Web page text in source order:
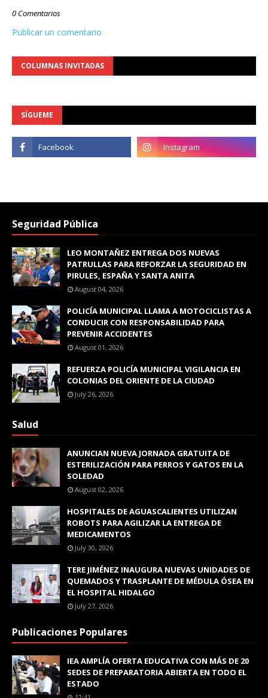
0 Comentarios
Publicar un comentario
COLUMNAS INVITADAS
SÍGUEME
Seguridad Pública
LEO MONTAÑEZ ENTREGA DOS NUEVAS
PATRULLAS PARA REFORZAR LA SEGURIDAD EN
PIRULES, ESPAÑA Y SANTA ANITA
August 04, 2026
POLICÍA MUNICIPAL LLAMA A MOTOCICLISTAS A
CONDUCIR CON RESPONSABILIDAD PARA
PREVENIR ACCIDENTES
August 01, 2026
REFUERZA POLICÍA MUNICIPAL VIGILANCIA EN
COLONIAS DEL ORIENTE DE LA CIUDAD
July 26, 2026
Salud
ANUNCIAN NUEVA JORNADA GRATUITA DE
ESTERILIZACIÓN PARA PERROS Y GATOS EN LA
SOLEDAD
August 02, 2026
HOSPITALES DE AGUASCALIENTES UTILIZAN
ROBOTS PARA AGILIZAR LA ENTREGA DE
MEDICAMENTOS
July 30, 2026
TERE JIMÉNEZ INAUGURA NUEVAS UNIDADES DE
QUEMADOS Y TRASPLANTE DE MÉDULA ÓSEA EN
EL HOSPITAL HIDALGO
July 27, 2026
Publicaciones Populares
IEA AMPLÍA OFERTA EDUCATIVA CON MÁS DE 20
SEDES DE PREPARATORIA ABIERTA EN TODO EL
ESTADO